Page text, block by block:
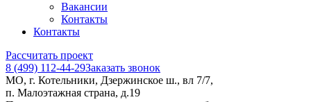
Вакансии
Контакты
Контакты
Рассчитать проект
8 (499) 112-44-29Заказать звонок
МО, г. Котельники, Дзержинское ш., вл 7/7,
п. Малоэтажная страна, д.19